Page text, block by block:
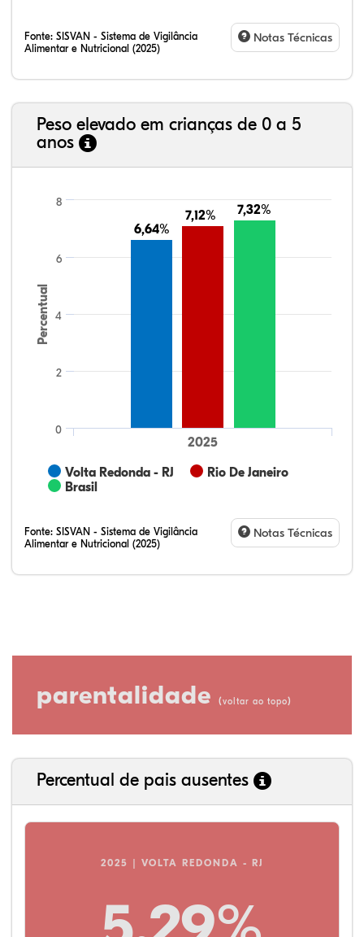
Fonte: SISVAN - Sistema de Vigilância
Alimentar e Nutricional (2025)
Notas Técnicas
Peso elevado em crianças de 0 a 5
anos
Percentual
6,64%
6,64%
7,12%
7,12% 7,32%
7,32%
Volta Redonda - RJ
Rio De Janeiro
Brasil
2025
0
2
4
6
8
Fonte: SISVAN - Sistema de Vigilância
Alimentar e Nutricional (2025)
Notas Técnicas
parentalidade (voltar ao topo)
Percentual de pais ausentes
2025 | VOLTA REDONDA - RJ